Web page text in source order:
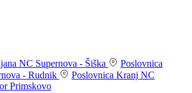
NC Supernova - Šiška
Poslovnica
- Rudnik Poslovnica Kranj NC
Primskovo